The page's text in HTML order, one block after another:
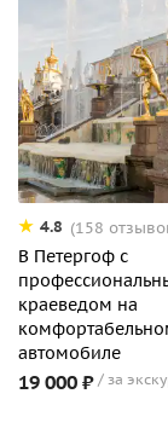
4.8 (158
В Петергоф с
краеведом на
автомобиле
19 000 ₽ за